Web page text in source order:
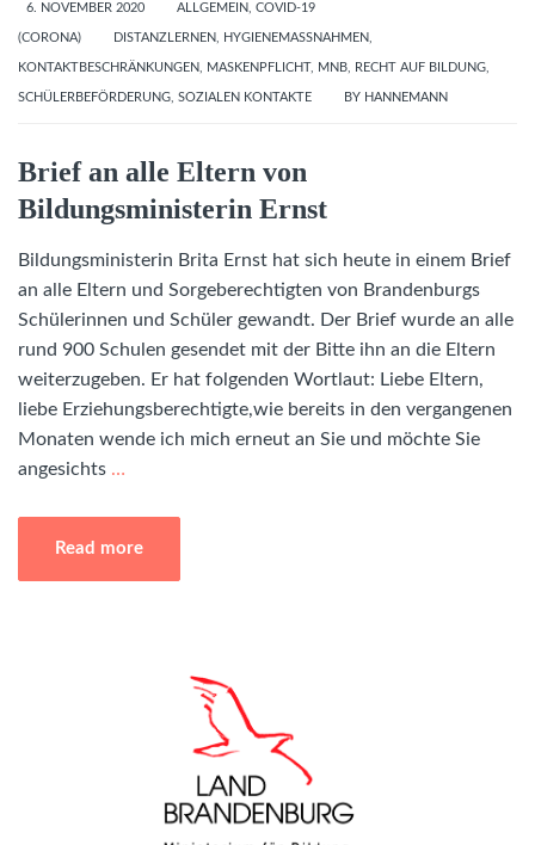
6. NOVEMBER 2020 ALLGEMEIN COVID-19
(CORONA) DISTANZLERNEN HYGIENEMASSNAHMEN
KONTAKTBESCHRÄNKUNGEN MASKENPFLICHT, MNB RECHT AUF BILDUNG
SCHÜLERBEFÖRDERUNG SOZIALEN KONTAKTE BY HANNEMANN
Brief an alle Eltern von
Bildungsministerin Ernst
Bildungsministerin Brita Ernst hat sich heute in einem Brief
an alle Eltern und Sorgeberechtigten von Brandenburgs
Schülerinnen und Schüler gewandt. Der Brief wurde an alle
rund 900 Schulen gesendet mit der Bitte ihn an die Eltern
weiterzugeben. Er hat folgenden Wortlaut: Liebe Eltern,
liebe Erziehungsberechtigte,wie bereits in den vergangenen
Monaten wende ich mich erneut an Sie und möchte Sie
angesichts …
Read more